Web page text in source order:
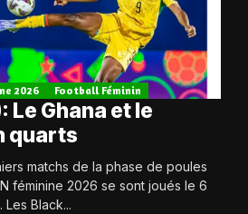
2026 Football Féminin
Le Ghana et le
quarts
matchs de la phase de poules
féminine 2026 se sont joués le 6
Black...